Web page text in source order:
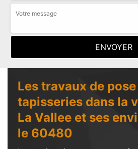
Les travaux de
tapisseries dans la
La Vallee et ses
le 60480